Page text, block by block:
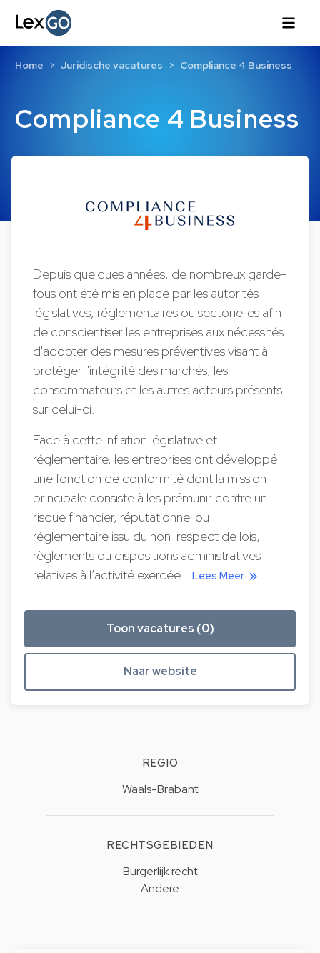
Compliance 4 Business
Home Juridische vacatures Compliance 4 Business
Depuis quelques années, de nombreux garde-
fous ont été mis en place par les autorités
législatives, réglementaires ou sectorielles afin
de conscientiser les entreprises aux nécessités
d'adopter des mesures préventives visant à
protéger l'intégrité des marchés, les
consommateurs et les autres acteurs présents
sur celui-ci.
Face à cette inflation législative et
réglementaire, les entreprises ont développé
une fonction de conformité dont la mission
principale consiste à les prémunir contre un
risque financier, réputationnel ou
réglementaire issu du non-respect de lois,
règlements ou dispositions administratives
relatives à l’activité exercée.Lees Meer
Toon vacatures (0)
Naar website
REGIO
Waals-Brabant
RECHTSGEBIEDEN
Burgerlijk recht
Andere